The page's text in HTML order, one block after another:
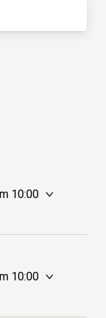
10:00
10:00 - 17:30
10:00 - 17:30
10:00
10:00 - 17:30